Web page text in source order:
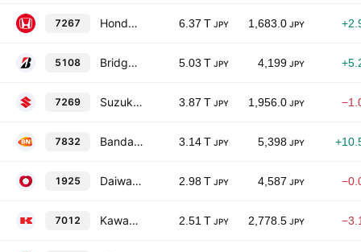
7267 Honda Motor Co., Ltd. 6.37 T JPY 1,683.0 JPY
5108 Bridgestone Corporation 5.03 T JPY 4,199 JPY
7269 Suzuki Motor Corp. 3.87 T JPY 1,956.0 JPY
7832 Bandai Namco Holdings Inc. 3.14 T JPY 5,398 JPY
1925 Daiwa House Industry Co., Ltd. 2.98 T JPY 4,587 JPY
7012 Kawasaki Heavy Industries Ltd. 2.51 T JPY 2,778.5 JPY